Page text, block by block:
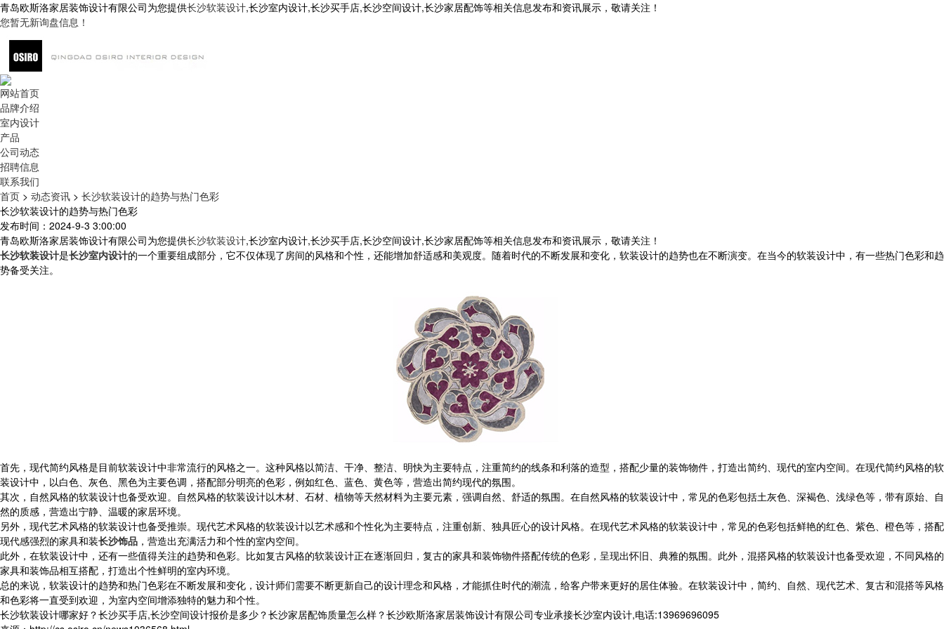
青岛欧斯洛家居装饰设计有限公司为您提供长沙软装设计,长沙室内设计,长沙买手店,长沙空间设计,长沙家居配饰等相关信息发布和资讯展示，敬请关注！
您暂无新询盘信息！
网站首页
品牌介绍
室内设计
产品
公司动态
招聘信息
联系我们
首页 > 动态资讯 > 长沙软装设计的趋势与热门色彩
长沙软装设计的趋势与热门色彩
发布时间：2024-9-3 3:00:00
青岛欧斯洛家居装饰设计有限公司为您提供长沙软装设计,长沙室内设计,长沙买手店,长沙空间设计,长沙家居配饰等相关信息发布和资讯展示，敬请关注！
长沙软装设计是长沙室内设计的一个重要组成部分，它不仅体现了房间的风格和个性，还能增加舒适感和美观度。随着时代的不断发展和变化，软装设计的趋势也在不断演变。在当今的软装设计中，有一些热门色彩和趋
势备受关注。
首先，现代简约风格是目前软装设计中非常流行的风格之一。这种风格以简洁、干净、整洁、明快为主要特点，注重简约的线条和利落的造型，搭配少量的装饰物件，打造出简约、现代的室内空间。在现代简约风格的软
装设计中，以白色、灰色、黑色为主要色调，搭配部分明亮的色彩，例如红色、蓝色、黄色等，营造出简约现代的氛围。
其次，自然风格的软装设计也备受欢迎。自然风格的软装设计以木材、石材、植物等天然材料为主要元素，强调自然、舒适的氛围。在自然风格的软装设计中，常见的色彩包括土灰色、深褐色、浅绿色等，带有原始、自
然的质感，营造出宁静、温暖的家居环境。
另外，现代艺术风格的软装设计也备受推崇。现代艺术风格的软装设计以艺术感和个性化为主要特点，注重创新、独具匠心的设计风格。在现代艺术风格的软装设计中，常见的色彩包括鲜艳的红色、紫色、橙色等，搭配
现代感强烈的家具和装长沙饰品 ，营造出充满活力和个性的室内空间。
此外，在软装设计中，还有一些值得关注的趋势和色彩。比如复古风格的软装设计正在逐渐回归，复古的家具和装饰物件搭配传统的色彩，呈现出怀旧、典雅的氛围。此外，混搭风格的软装设计也备受欢迎，不同风格的
家具和装饰品相互搭配，打造出个性鲜明的室内环境。
总的来说，软装设计的趋势和热门色彩在不断发展和变化，设计师们需要不断更新自己的设计理念和风格，才能抓住时代的潮流，给客户带来更好的居住体验。在软装设计中，简约、自然、现代艺术、复古和混搭等风格
和色彩将一直受到欢迎，为室内空间增添独特的魅力和个性。
长沙软装设计哪家好？长沙买手店,长沙空间设计报价是多少？长沙家居配饰质量怎么样？长沙欧斯洛家居装饰设计有限公司专业承接长沙室内设计,电话:13969696095